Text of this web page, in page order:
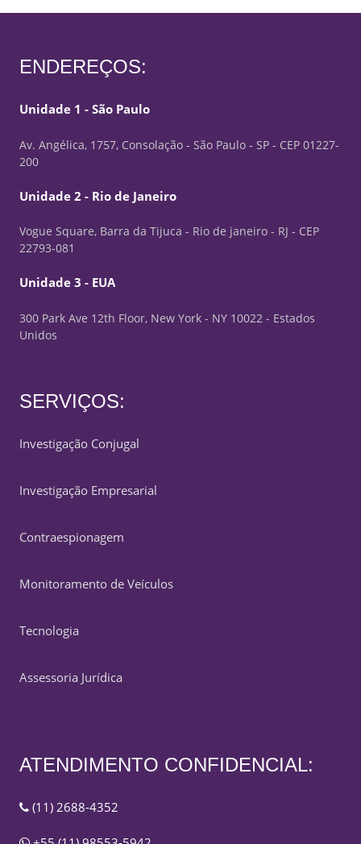
ENDEREÇOS:
Unidade 1 - São Paulo
Av. Angélica, 1757, Consolação - São Paulo - SP - CEP 01227-
200
Unidade 2 - Rio de Janeiro
Vogue Square, Barra da Tijuca - Rio de janeiro - RJ - CEP
22793-081
Unidade 3 - EUA
300 Park Ave 12th Floor, New York - NY 10022 - Estados
Unidos
SERVIÇOS:
Investigação Conjugal
Investigação Empresarial
Contraespionagem
Monitoramento de Veículos
Tecnologia
Assessoria Jurídica
ATENDIMENTO CONFIDENCIAL:
(11) 2688-4352